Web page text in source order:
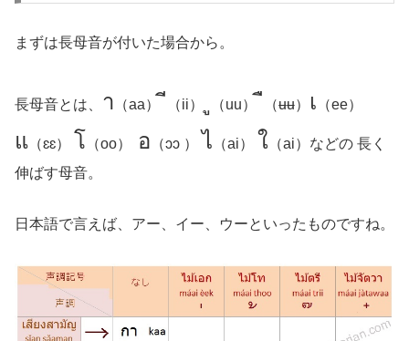
まずは長母音が付いた場合から。
長母音とは、 า （aa） ี （ii） （uu） ื （ʉʉ） เ （ee）
แ （ɛɛ） โ （oo） อ （ɔɔ ） ไ （ai） ใ （ai）などの 長く
伸ばす母音。
日本語で言えば、アー、イー、ウーといったものですね。